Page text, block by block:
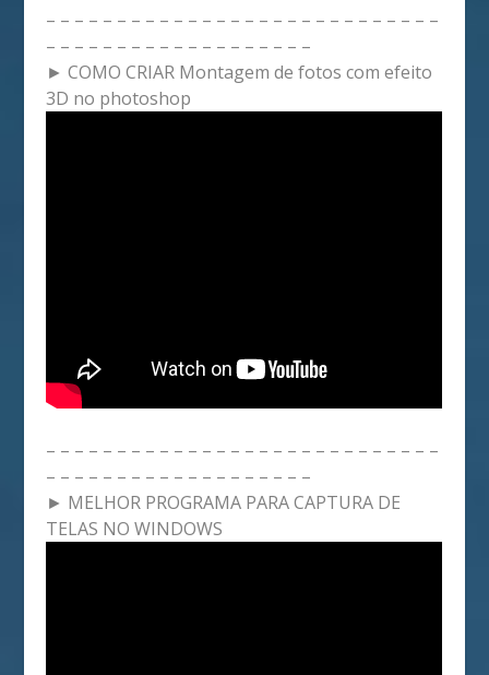
– – – – – – – – – – – – – – – – – – – – – – – – – – – –
– – – – – – – – – – – – – – – – – – –
► COMO CRIAR Montagem de fotos com efeito
3D no photoshop
– – – – – – – – – – – – – – – – – – – – – – – – – – – –
– – – – – – – – – – – – – – – – – – –
► MELHOR PROGRAMA PARA CAPTURA DE
TELAS NO WINDOWS